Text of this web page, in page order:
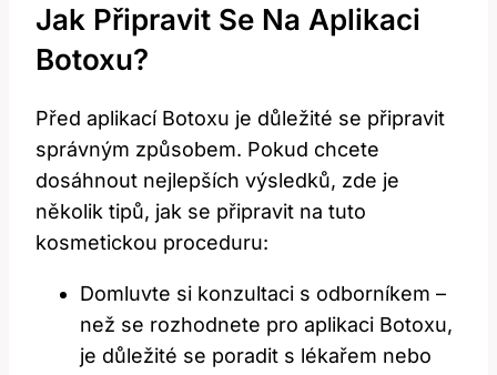
Jak Připravit Se Na Aplikaci
Botoxu?
Před aplikací Botoxu je důležité se připravit
správným způsobem. Pokud chcete
dosáhnout nejlepších výsledků, zde je
několik tipů, jak se připravit na tuto
kosmetickou proceduru:
Domluvte si konzultaci s odborníkem –
než se rozhodnete pro aplikaci Botoxu,
je důležité se poradit s lékařem nebo